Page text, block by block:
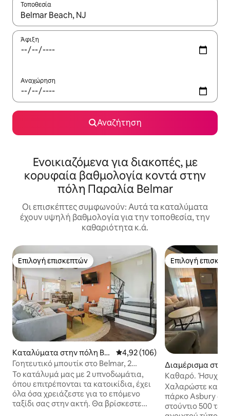
Τοποθεσία
Όταν τα αποτελέσματα είναι διαθέσιμα, μπορείτε να
Άφιξη
Αναχώρηση
Αναζήτηση
Ενοικιαζόμενα για διακοπές, με
κορυφαία βαθμολογία κοντά στην
πόλη Παραλία Belmar
Οι επισκέπτες συμφωνούν: Αυτά τα καταλύματα
έχουν υψηλή βαθμολογία για την τοποθεσία, την
καθαριότητα κ.ά.
Επιλογή επισκεπτών
Επιλογή επισκεπτών
Καταλύματα στην πόλη Bel
mar
Μέση βαθμολογία: 4,92 στα 5,
4,92 (106)
Γοητευτικό μπουτίκ στο Belmar, 2
τετράγωνα από την παραλία
Το κατάλυμά μας με 2 υπνοδωμάτια,
όπου επιτρέπονται τα κατοικίδια, έχει
όλα όσα χρειάζεστε για το επόμενο
ταξίδι σας στην ακτή. Θα βρίσκεστε
Επιλογή
Επιλογή
Διαμέρισμα
ury Park
Καθαρό. Ήσυχο.
Στούντιο.
Χαλαρώστε και
πάρκο Asbury σε
στούντιο 500